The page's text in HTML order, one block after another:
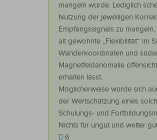
mangeln würde. Lediglich
Nutzung der jeweiligen
Empfangssignals zu
alt gewohnte „Flexibilität“ im
Wanderkoordinaten und
Magnetfeldanomalie
erhalten lässt.
Möglicherweise würde sich
der Wertschätzung eines
Schulungs- und
Nichts für ungut und weiter
6